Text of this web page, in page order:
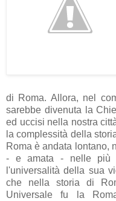
di Roma. Allora, nel
sarebbe divenuta la
ed uccisi nella nostra
la complessità della
Roma è andata lontano,
- e amata - nelle più
l'universalità della sua
che nella storia di
Universale fu la